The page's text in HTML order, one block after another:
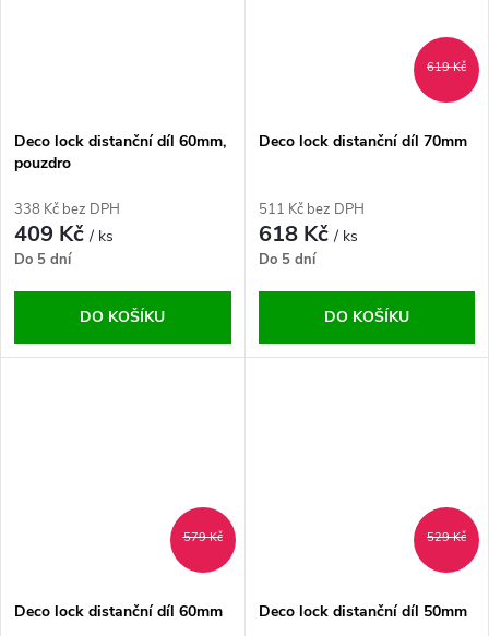
Deco lock distanční díl 60mm,
pouzdro
338 Kč bez DPH
409 Kč/ ks
Do 5 dní
DO KOŠÍKU
619 Kč
Deco lock distanční díl 70mm
511 Kč bez DPH
618 Kč/ ks
Do 5 dní
DO KOŠÍKU
579 Kč
Deco lock distanční díl 60mm
529 Kč
Deco lock distanční díl 50mm